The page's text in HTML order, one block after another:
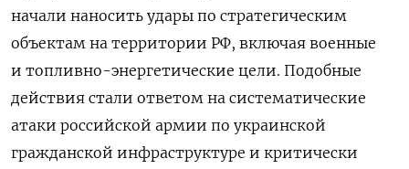
начали наносить удары по стратегическим
объектам на территории РФ, включая военные
и топливно-энергетические цели. Подобные
действия стали ответом на систематические
атаки российской армии по украинской
гражданской инфраструктуре и критически